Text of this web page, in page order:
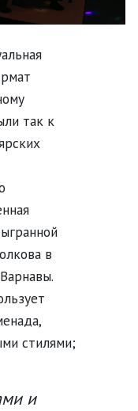
так к
в
стилями;
и